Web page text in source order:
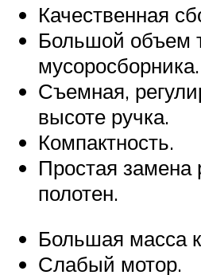
Качественная
Большой объем
мусоросборника.
Съемная,
высоте ручка.
Компактность.
Простая замена
полотен.
Большая масса
Слабый мотор.